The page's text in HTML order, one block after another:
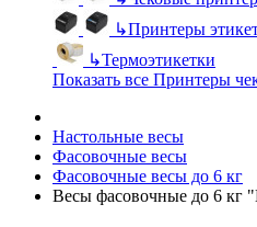
↳Принтеры
↳Термоэтикетки
Показать все Принтеры
Настольные весы
Фасовочные весы
Фасовочные весы до 6 кг
Весы фасовочные до 6